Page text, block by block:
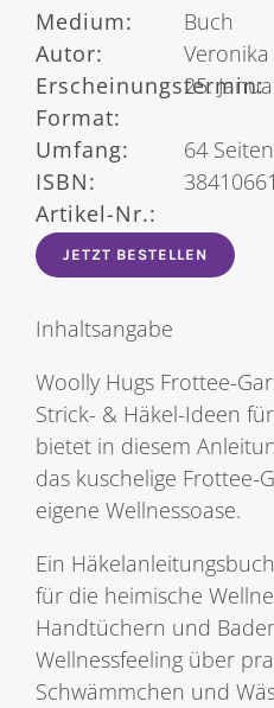
Medium:
Buch
Autor:
Erscheinungstermin:
25.
Format:
Umfang:
64 Seiten
ISBN:
Artikel-Nr.:
JETZT BESTELLEN
Inhaltsangabe
Woolly Hugs Frottee-
Strick- & Häkel-Ideen
bietet in diesem
das kuschelige Frottee-
eigene Wellnessoase.
Ein
für die heimische
Handtüchern und
Wellnessfeeling über
Schwämmchen und